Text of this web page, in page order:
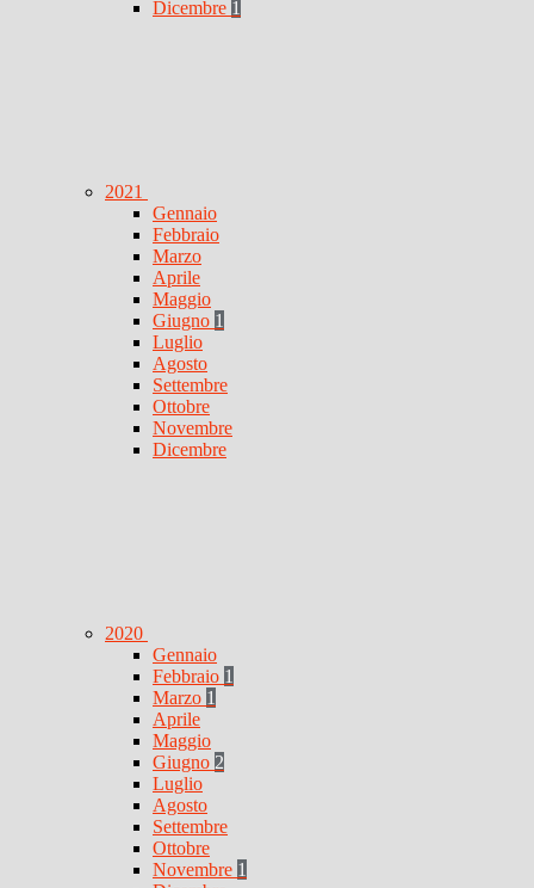
Dicembre 1
2021
Gennaio
Febbraio
Marzo
Aprile
Maggio
Giugno 1
Luglio
Agosto
Settembre
Ottobre
Novembre
Dicembre
2020
Gennaio
Febbraio 1
Marzo 1
Aprile
Maggio
Giugno 2
Luglio
Agosto
Settembre
Ottobre
Novembre 1